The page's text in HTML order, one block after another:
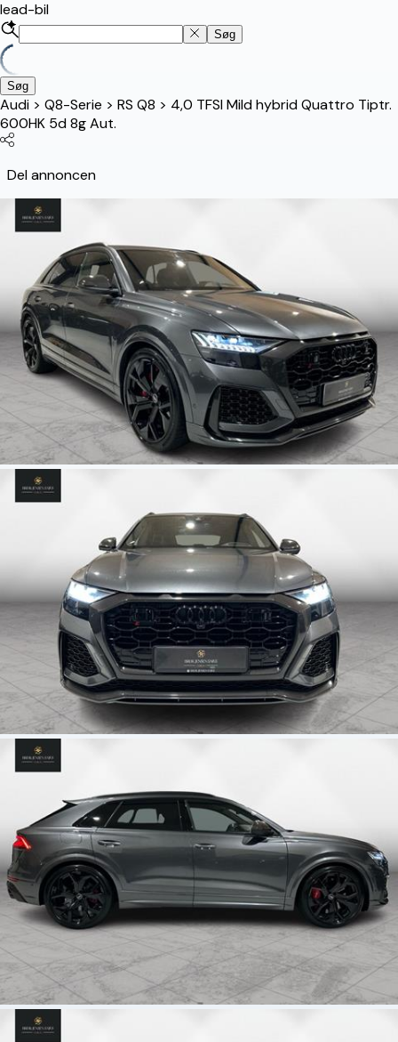
lead-bil
Søg
Søg
Audi > Q8-Serie > RS Q8 > 4,0 TFSI Mild hybrid Quattro Tiptr.
600HK 5d 8g Aut.
Del annoncen